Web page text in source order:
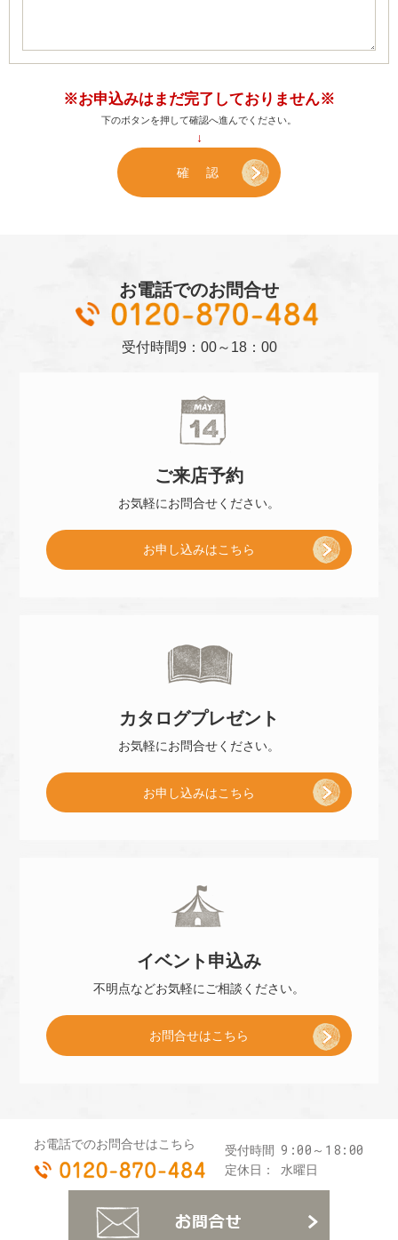
※お申込みはまだ完了しておりません※
下のボタンを押して確認へ進んでください。
↓
お電話でのお問合せ
受付時間9：00～18：00
ご来店予約
お気軽にお問合せください。
予
お申し込みはこちら
カタログプレゼント
お気軽にお問合せください。
プ
ゼ
お申し込みはこちら
イベント 申込み
不明点などお気軽にご相談ください。
お問合せはこちら
お電話でのお問合せはこちら
0120-870-484
受付時間 9:00～18:00
定休日： 水曜日